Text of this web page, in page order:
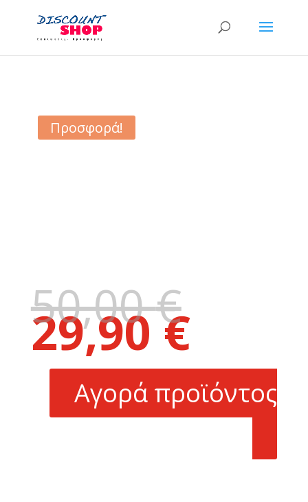
Προσφορά!
50,00€Original
price
was:
50,00 €.
29,90€τιμή
είναι:
29,90 €.
Αγορά προϊόντος